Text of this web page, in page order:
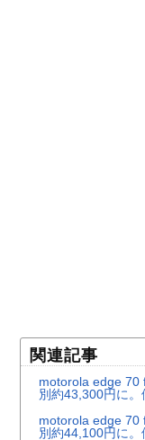
関連記事
motorola edge 70
別約43,300円に
motorola edge 70
別約44,100円に